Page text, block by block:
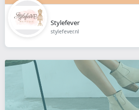
Stylefever
stylefever.nl